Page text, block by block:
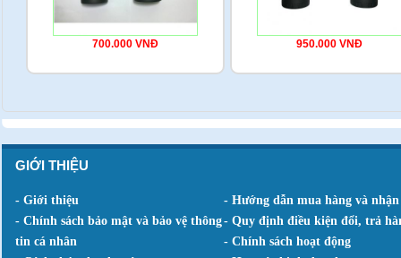
700.000 VNĐ 950.000 VNĐ
GIỚI THIỆU
- Giới thiệu
- Hướng dẫn mua hàng và
- Chính sách bảo mật và bảo vệ thông
tin cá nhân
- Quy định điều kiện đổi, trả
- Chính sách hoạt động